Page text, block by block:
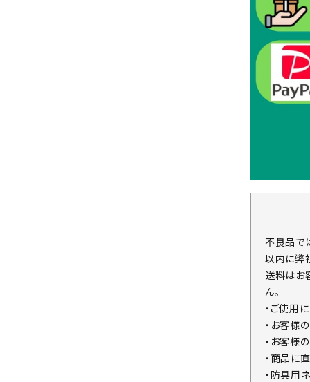
不良品で
以内に弊
送料はお
ん。
・ご使用
・お客様
・お客様
・商品に
・防具用